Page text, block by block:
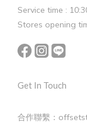
Service time :
Stores opening
Get In Touch
合作聯繫：